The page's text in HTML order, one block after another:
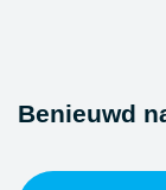
Benieuwd